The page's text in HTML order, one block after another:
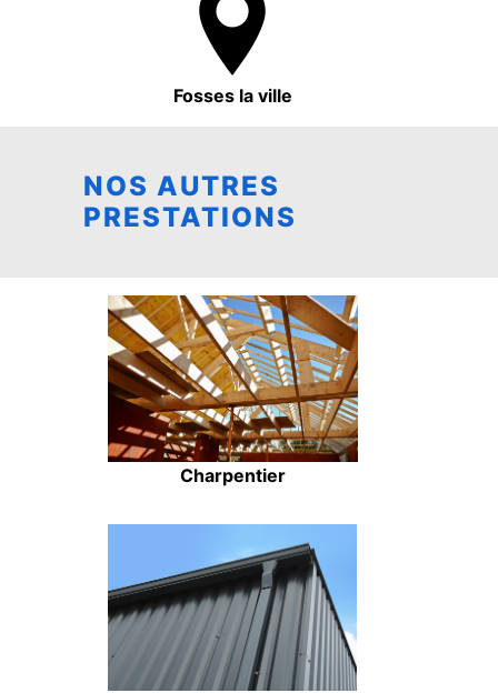
Fosses la ville
NOS AUTRES
PRESTATIONS
Charpentier